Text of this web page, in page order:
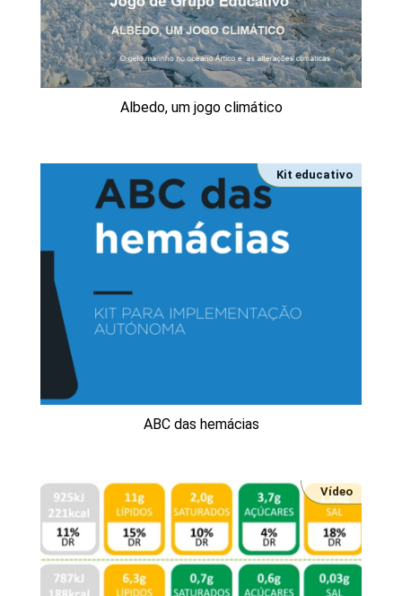
Albedo, um jogo climático
ABC das hemácias
Kit educativo
Vídeo